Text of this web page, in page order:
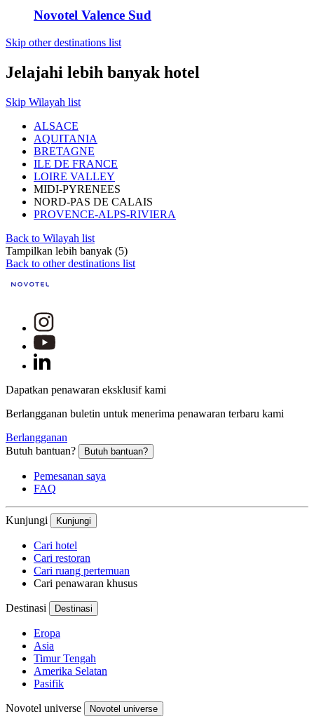
Novotel Valence Sud
Skip other destinations list
Jelajahi lebih banyak hotel
Skip Wilayah list
ALSACE
AQUITANIA
BRETAGNE
ILE DE FRANCE
LOIRE VALLEY
MIDI-PYRENEES
NORD-PAS DE CALAIS
PROVENCE-ALPS-RIVIERA
Back to Wilayah list
Tampilkan lebih banyak (5)
Back to other destinations list
Dapatkan penawaran eksklusif kami
Berlangganan buletin untuk menerima penawaran terbaru kami
Berlangganan
Butuh bantuan?
Butuh bantuan?
Pemesanan saya
FAQ
Kunjungi Kunjungi
Cari hotel
Cari restoran
Cari ruang pertemuan
Cari penawaran khusus
Destinasi Destinasi
Eropa
Asia
Timur Tengah
Amerika Selatan
Pasifik
Novotel universe Novotel universe